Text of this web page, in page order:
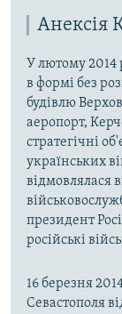
Анексія
У лютому 2014
в формі без
будівлю
аеропорт,
стратегічні
українських
відмовлялася
президент
російські
16 березня
Севастополя